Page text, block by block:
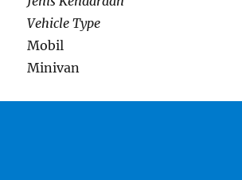
Vehicle Type
Mobil
Minivan